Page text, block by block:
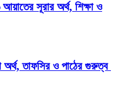
সূরার অর্থ, শিক্ষা ও
তাফসির ও পাঠের গুরুত্ব